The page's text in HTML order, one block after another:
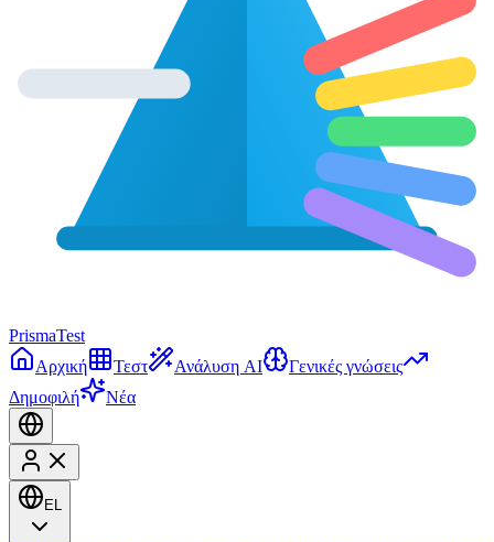
PrismaTest
Αρχική
Τεστ Ανάλυση AI
Γενικές γνώσεις
Δημοφιλή
Νέα
EL